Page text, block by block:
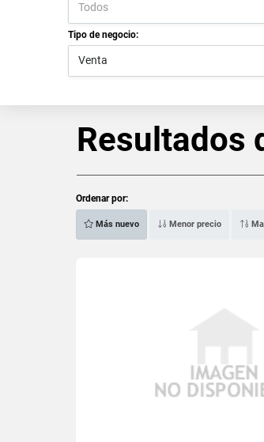
Todos
Tipo de negocio:
Venta
Resultados
Ordenar por:
Más nuevo Menor precio